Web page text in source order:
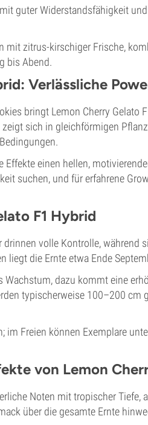
guter Widerstandsfähigkeit
mit zitrus-kirschiger Frische,
bis Abend.
Verlässliche
bringt Lemon Cherry Gelato
sich in gleichförmigen
einen hellen,
suchen, und für erfahrene
F1 Hybrid
volle Kontrolle, während
liegt die Ernte etwa Ende
dazu kommt eine
typischerweise 100–200 cm
im Freien können Exemplare
von Lemon
Noten mit tropischer Tiefe,
über die gesamte Ernte